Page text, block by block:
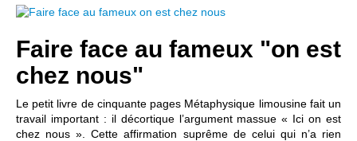
Faire face au fameux "on est
chez nous"
Le petit livre de cinquante pages Métaphysique limousine fait un
travail important : il décortique l’argument massue « Ici on est
chez nous ». Cette affirmation suprême de celui qui n’a rien